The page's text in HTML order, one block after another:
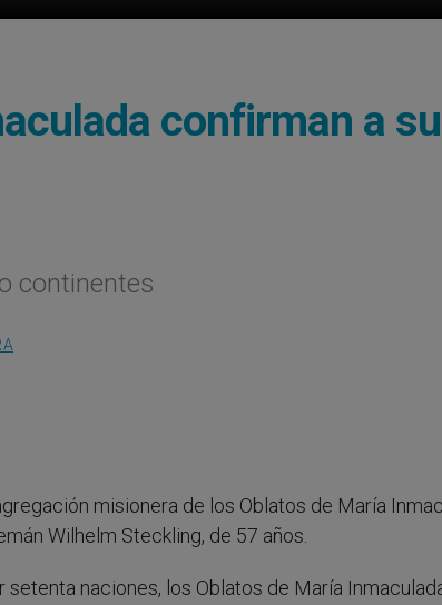
confirman a su
continentes
misionera de los Oblatos de María
Wilhelm Steckling, de 57 años.
naciones, los Oblatos de María